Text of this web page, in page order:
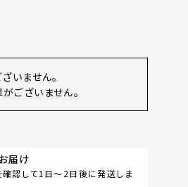
いません。
ございません。
届け
確認して1日～2日後に発送しま